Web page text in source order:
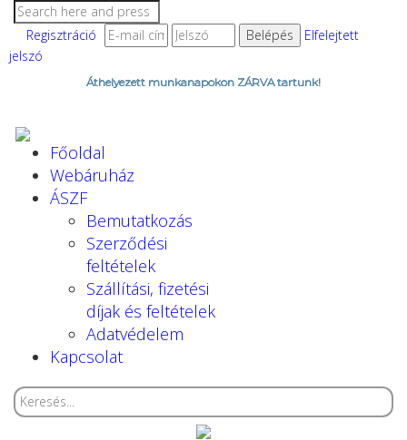
Regisztráció
Elfelejtett
jelszó
Áthelyezett munkanapokon ZÁRVA tartunk!
Főoldal
Webáruház
ÁSZF
Bemutatkozás
Szerződési
feltételek
Szállítási, fizetési
díjak és feltételek
Adatvédelem
Kapcsolat